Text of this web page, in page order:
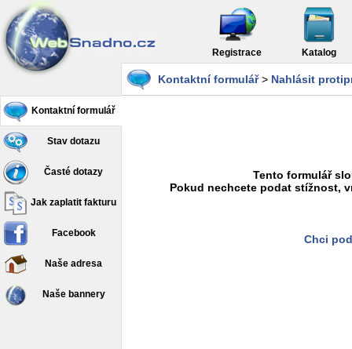
Registrace Katalog
Kontaktní formulář
Stav dotazu
Časté dotazy
Jak zaplatit fakturu
Facebook
Naše adresa
Naše bannery
Kontaktní formulář> Nahlásit
Tento formulář
Pokud nechcete podat stížnost,
Chci